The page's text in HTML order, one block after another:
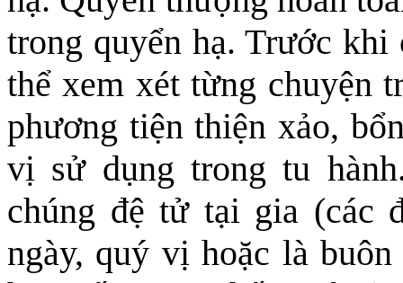
trong quyển hạ. Trước
thể xem xét từng chuyện
phương tiện thiện xảo,
vị sử dụngtrong tu
chúng đệ tử tại gia (các
ngày, quý vị hoặc là